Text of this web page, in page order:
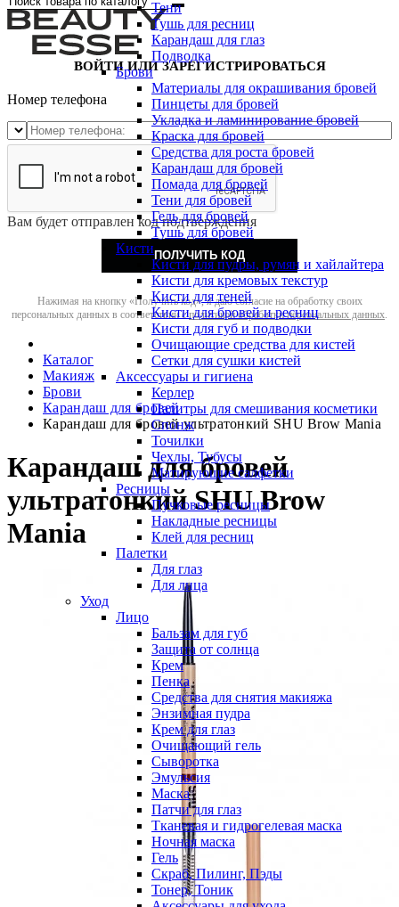
Тени
Тушь для ресниц
Карандаш для глаз
Подводка
Брови
Материалы для окрашивания бровей
Пинцеты для бровей
Укладка и ламинирование бровей
Краска для бровей
Средства для роста бровей
Карандаш для бровей
Помада для бровей
Тени для бровей
Гель для бровей
Тушь для бровей
Кисти
Кисти для пудры, румян и хайлайтера
Кисти для кремовых текстур
Кисти для теней
Кисти для бровей и ресниц
Кисти для губ и подводки
Очищающие средства для кистей
Сетки для сушки кистей
Аксессуары и гигиена
Керлер
Палитры для смешивания косметики
Спонж
Точилки
Чехлы, Тубусы
Матирующие салфетки
Ресницы
Пучковые ресницы
Накладные ресницы
Клей для ресниц
Палетки
Для глаз
Для лица
Уход
Лицо
Бальзам для губ
Защита от солнца
Крем
Пенка
Средства для снятия макияжа
Энзимная пудра
Крем для глаз
Очищающий гель
Сыворотка
Эмульсия
Маска
Патчи для глаз
Тканевая и гидрогелевая маска
Ночная маска
Гель
Скраб, Пилинг, Пэды
Тонер, Тоник
ВОЙТИ ИЛИ ЗАРЕГИСТРИРОВАТЬСЯ
Номер телефона
Вам будет отправлен код подтверждения
ПОЛУЧИТЬ КОД
Нажимая на кнопку «Получить код», я даю согласие на обработку своих
персональных данных в соответствии сполитикой обработки персональных данных.
Каталог
Макияж
Брови
Карандаш для бровей
Карандаш для бровей ультратонкий SHU Brow Mania
Карандаш для бровей
ультратонкий SHU Brow
Mania